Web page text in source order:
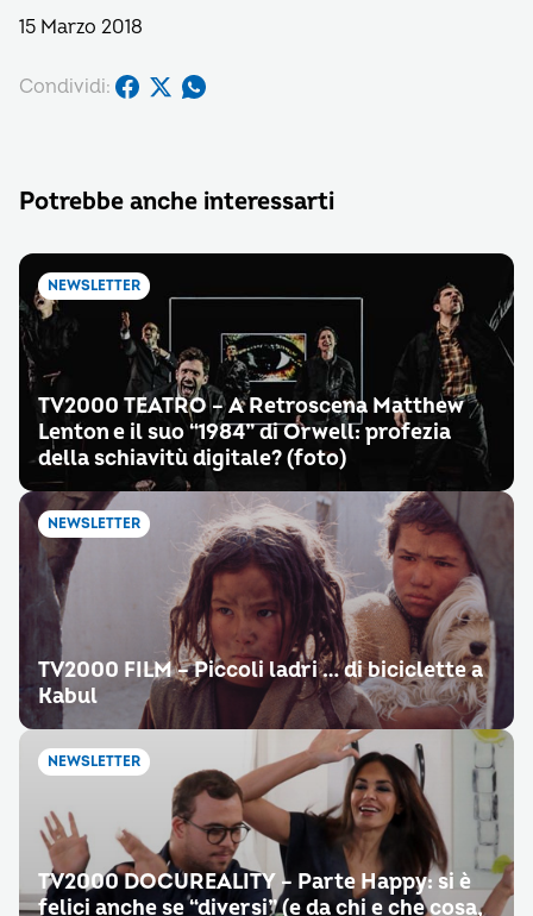
15 Marzo 2018
Condividi:
Potrebbe anche interessarti
NEWSLETTER
TV2000 TEATRO – A Retroscena Matthew
Lenton e il suo “1984” di Orwell: profezia
della schiavitù digitale? (foto)
NEWSLETTER
TV2000 FILM – Piccoli ladri … di biciclette a
Kabul
NEWSLETTER
TV2000 DOCUREALITY – Parte Happy: si è
felici anche se “diversi” (e da chi e che cosa,